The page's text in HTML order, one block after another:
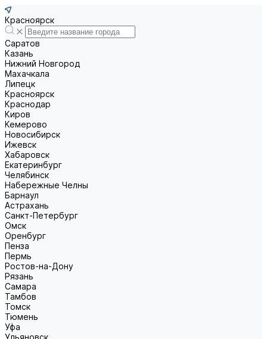
Красноярск
Саратов
Казань
Нижний Новгород
Махачкала
Липецк
Красноярск
Краснодар
Киров
Кемерово
Новосибирск
Ижевск
Хабаровск
Екатеринбург
Челябинск
Набережные Челны
Барнаул
Астрахань
Санкт-Петербург
Омск
Оренбург
Пенза
Пермь
Ростов-на-Дону
Рязань
Самара
Тамбов
Томск
Тюмень
Уфа
Ульяновск